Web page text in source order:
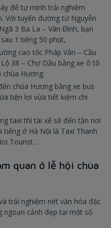
để tự mình trải nghiệm
Với tuyến đường từ Nguyễn
3 Ba La – Vân Đình, bạn
1 tiếng 50 phút,
cao tốc Pháp Vân – Cầu
38 – Chợ Dầu bằng xe ô tô
Hương.
chùa Hương bằng xe bus
tiện lợi vừa tiết kiệm chi
taxi thì tài xế sẽ đến tận nơi
ở Hà Nội là Taxi Thanh
Tourist…
quan ở lễ hội chùa
trải nghiệm nét văn hóa đặc
ngoạn cảnh đẹp tại một số